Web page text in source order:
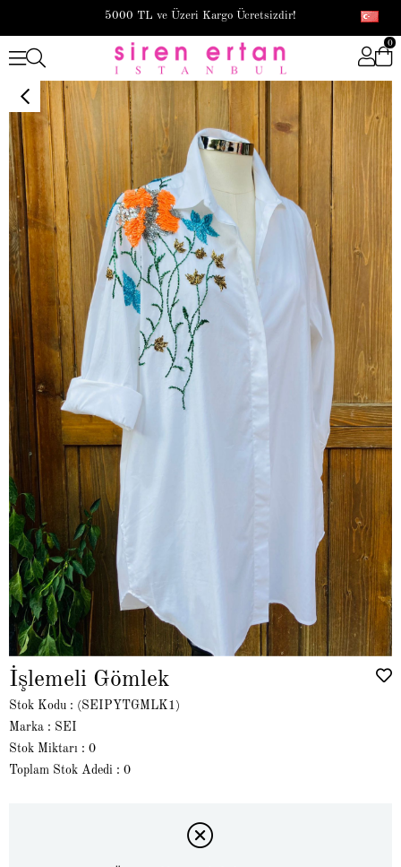
5000 TL ve Üzeri Kargo Ücretsizdir!
0
İşlemeli Gömlek
Stok Kodu
(SEIPYTGMLK1)
Marka : SEI
Stok Miktarı : 0
Toplam Stok Adedi : 0